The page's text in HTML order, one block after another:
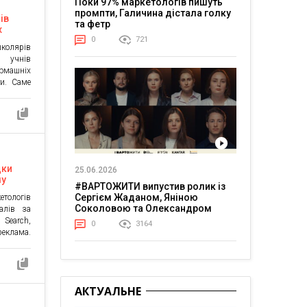
Саме
які
за
промпти, Галичина дістала голку
та фетр
0 721
25.06.2026
#ВАРТОЖИТИ випустив ролик із
Сергієм Жаданом, Яніною
Соколовою та Олександром
Тереном про життя в постійній
напрузі
0 3164
АКТУАЛЬНЕ